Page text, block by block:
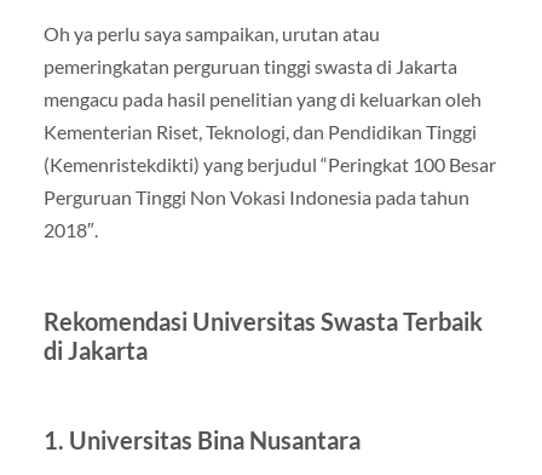
Oh ya perlu saya sampaikan, urutan atau
pemeringkatan perguruan tinggi swasta di Jakarta
mengacu pada hasil penelitian yang di keluarkan oleh
Kementerian Riset, Teknologi, dan Pendidikan Tinggi
(Kemenristekdikti) yang berjudul “Peringkat 100 Besar
Perguruan Tinggi Non Vokasi Indonesia pada tahun
2018″.
Rekomendasi Universitas Swasta Terbaik
di Jakarta
1. Universitas Bina Nusantara